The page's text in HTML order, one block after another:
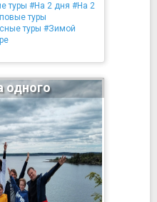
туры #На 2 дня #На 2
туры
туры #Зимой
одного